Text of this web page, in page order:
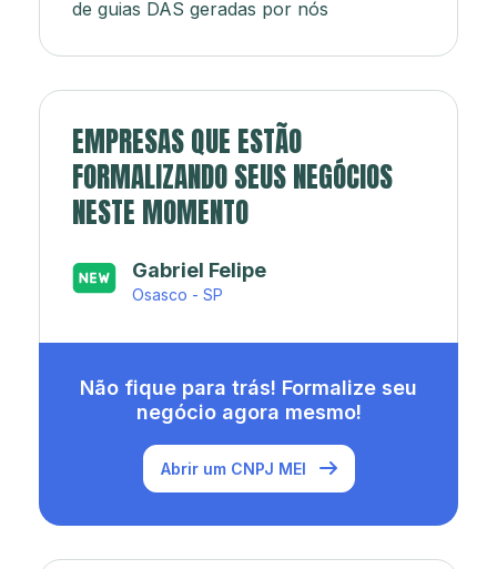
de guias DAS geradas por nós
EMPRESAS QUE ESTÃO
FORMALIZANDO SEUS NEGÓCIOS
NESTE MOMENTO
Japa’s açaí e sorveteria
Rio de Janeiro - RJ
Não fique para trás! Formalize seu
negócio agora mesmo!
Abrir um CNPJ MEI